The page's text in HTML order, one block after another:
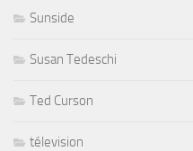
Sunside
Susan Tedeschi
Ted Curson
télevision